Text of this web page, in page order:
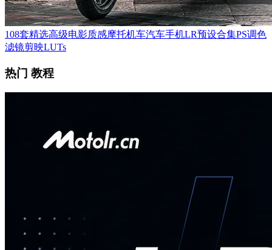
108套精选高级电影质感摩托机车汽车手机LR预设合集PS调色
滤镜剪映LUTs
热门 教程